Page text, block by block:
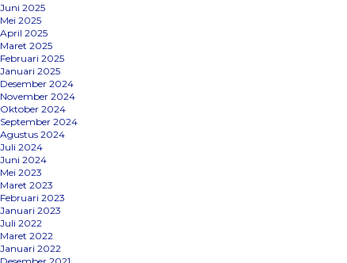
Juni 2025
Mei 2025
April 2025
Maret 2025
Februari 2025
Januari 2025
Desember 2024
November 2024
Oktober 2024
September 2024
Agustus 2024
Juli 2024
Juni 2024
Mei 2023
Maret 2023
Februari 2023
Januari 2023
Juli 2022
Maret 2022
Januari 2022